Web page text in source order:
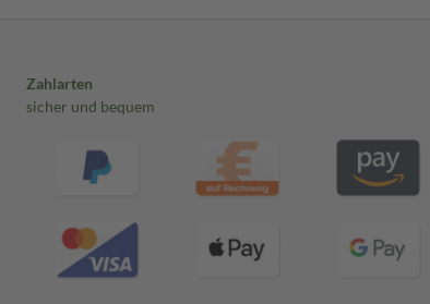
Zahlarten
sicher und bequem